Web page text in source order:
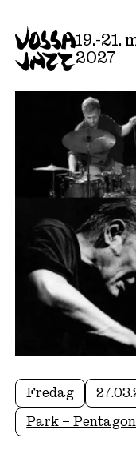
19.-21.
2027
Fredag
Park – Pentagon